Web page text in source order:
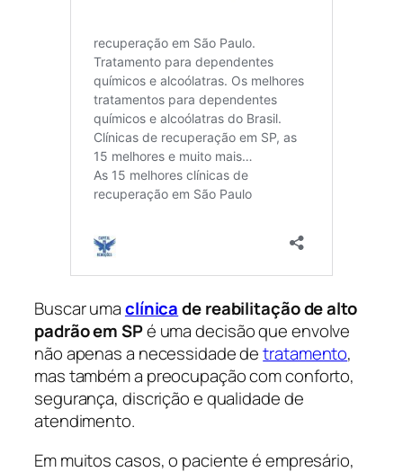
Buscar umaclínicade reabilitação de alto
padrão em SPé uma decisão que envolve
não apenas a necessidade detratamento,
mas também a preocupação com conforto,
segurança, discrição e qualidade de
atendimento.
Em muitos casos, o paciente é empresário,